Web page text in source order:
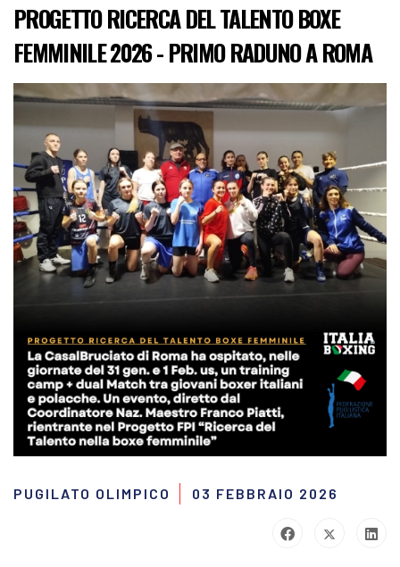
PROGETTO RICERCA DEL TALENTO BOXE
FEMMINILE 2026 - PRIMO RADUNO A ROMA
PUGILATO OLIMPICO 03 FEBBRAIO 2026